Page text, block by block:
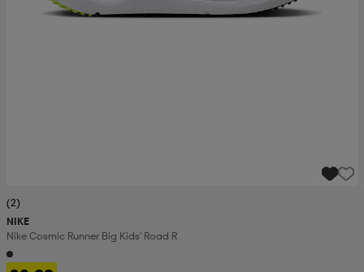
(2)
NIKE
Nike Cosmic Runner Big Kids' Road R